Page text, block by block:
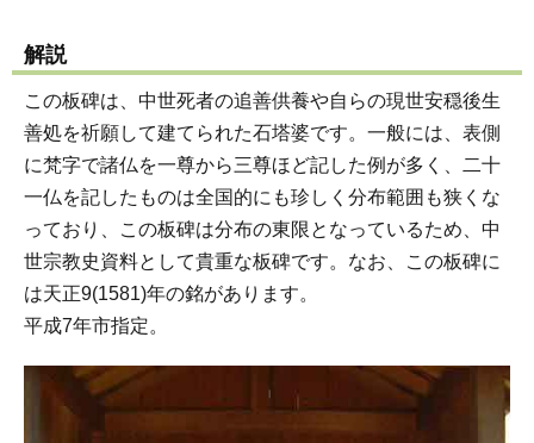
解説
この板碑は、中世死者の追善供養や自らの現世安穏後生
善処を祈願して建てられた石塔婆です。一般には、表側
に梵字で諸仏を一尊から三尊ほど記した例が多く、二十
一仏を記したものは全国的にも珍しく分布範囲も狭くな
っており、この板碑は分布の東限となっているため、中
世宗教史資料として貴重な板碑です。なお、この板碑に
は天正9(1581)年の銘があります。
平成7年市指定。